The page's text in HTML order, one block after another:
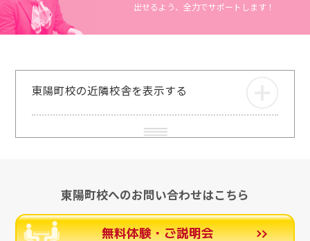
出せるよう、全力でサポートします！
東陽町校の近隣校舎を表示する
東陽町校へのお問い合わせはこちら
無料体験・ご説明会